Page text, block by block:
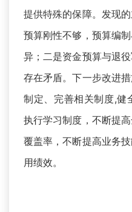
提供特殊的保障。发现
预算刚性不够，预算编
异；二是资金预算与退
存在矛盾。下一步改进
制定、完善相关制度,健
执行学习制度，不断提
覆盖率，不断提高业务
用绩效。